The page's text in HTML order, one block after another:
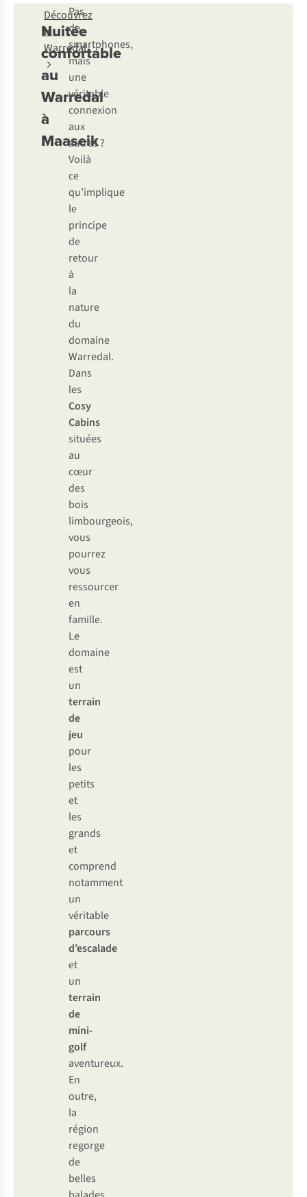
Nuitée
confortable
au
Warredal
à
Maaseik
Pas
de
smartphones,
mais
une
véritable
connexion
aux
autres ?
Voilà
ce
qu’implique
le
principe
de
retour
à
la
nature
du
domaine
Warredal.
Dans
les
Cosy
Cabins
situées
au
cœur
des
bois
limbourgeois,
vous
pourrez
vous
ressourcer
en
famille.
Le
domaine
est
un
terrain
de
jeu
pour
les
petits
et
les
grands
et
comprend
notamment
un
véritable
parcours
d’escalade
et
un
terrain
de
mini-
golf
aventureux.
En
outre,
la
région
regorge
de
belles
Découvrez
le
Warredal